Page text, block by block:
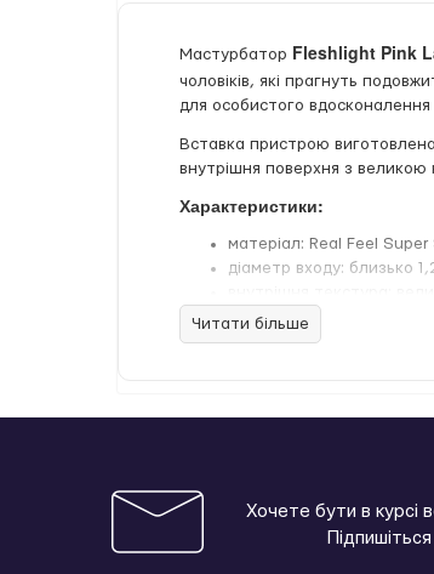
Мастурбатор Fleshlight Pink
чоловіків, які прагнуть
для особистого
Вставка пристрою
внутрішня поверхня з великою
Характеристики:
матеріал: Real Feel
діаметр входу: близько
тип конструкції: знімний
форма: корпус у вигляді
призначення:
комплектація:
контролювати збудження,
Догляд:
промивати тільки
Читати більше
Хочете бути в курсі